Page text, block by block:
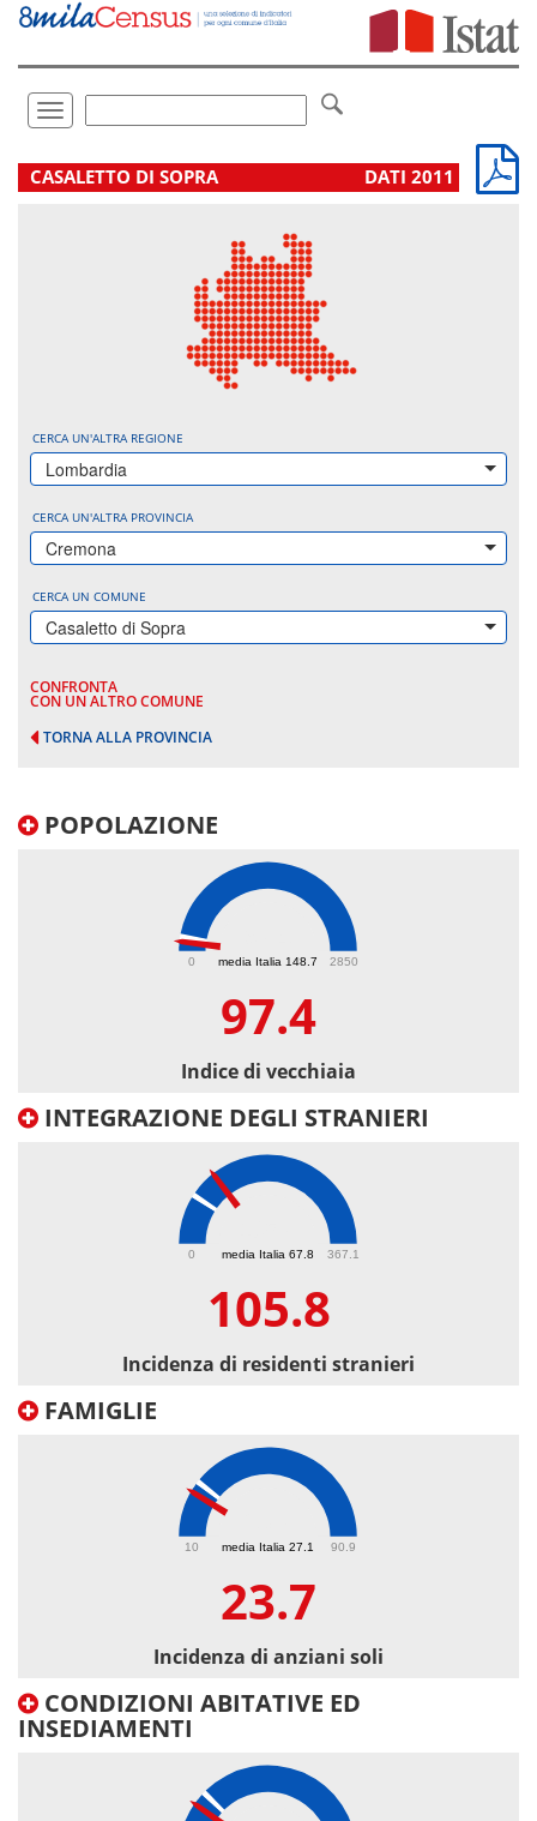
Vai
direttamente
Toggle
navigation
.
CASALETTO DI SOPRA DATI 2011
CERCA UN'ALTRA REGIONE
Lombardia
CERCA UN'ALTRA PROVINCIA
Cremona
CERCA UN COMUNE
Casaletto di Sopra
CONFRONTA
CON UN ALTRO COMUNE
TORNA ALLA PROVINCIA
POPOLAZIONE
media Italia 148.7
0 2850
97.4
Indice di vecchiaia
INTEGRAZIONE DEGLI STRANIERI
media Italia 67.8
0 367.1
105.8
Incidenza di residenti stranieri
FAMIGLIE
media Italia 27.1
10 90.9
23.7
Incidenza di anziani soli
CONDIZIONI ABITATIVE ED
INSEDIAMENTI